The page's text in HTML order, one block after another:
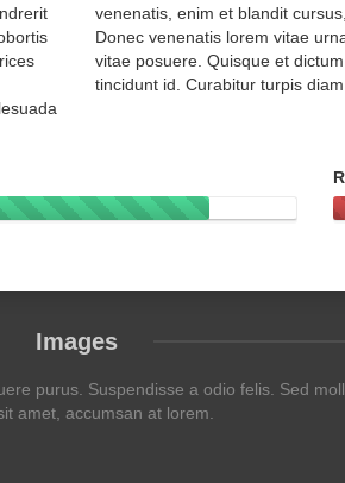
venenatis, enim et blandit
Donec venenatis lorem vitae
vitae posuere. Quisque et
tincidunt id. Curabitur turpis
Images
purus. Suspendisse a odio felis. Sed
amet, accumsan at lorem.